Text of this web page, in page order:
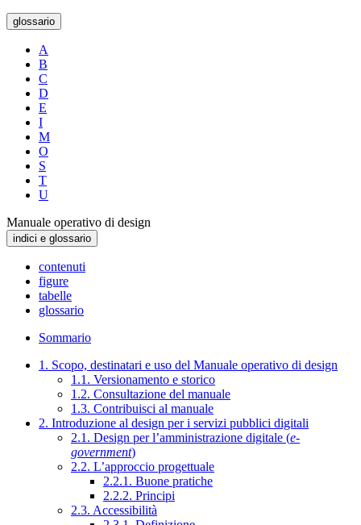
glossario
A
B
C
D
E
I
M
O
S
T
U
Manuale operativo di design
indici e glossario
contenuti
figure
tabelle
glossario
Sommario
1. Scopo, destinatari e uso del Manuale operativo di design
1.1. Versionamento e storico
1.2. Consultazione del manuale
1.3. Contribuisci al manuale
2. Introduzione al design per i servizi pubblici digitali
2.1. Design per l’amministrazione digitale (e-
government)
2.2. L’approccio progettuale
2.2.1. Buone pratiche
2.2.2. Principi
2.3. Accessibilità